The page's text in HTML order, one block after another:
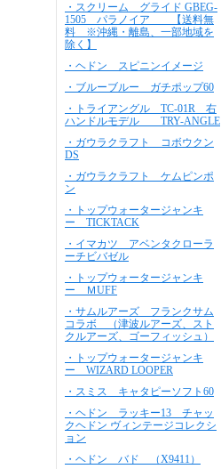
・スクリーム グライド GBEG-
1505 パラノイア 【送料無
料 ※沖縄・離島、一部地域を
除く】
・ヘドン スピニンイメージ
・ブルーブルー ガチポップ60
・トライアングル TC-01R 右
ハンドルモデル TRY-ANGLE
・ガウラクラフト コボウクン
DS
・ガウラクラフト ケムピンポ
ン
・トップウォータージャンキ
ー TICKTACK
・イマカツ アベンタクローラ
ーチビバゼル
・トップウォータージャンキ
ー ＭUFF
・サムルアーズ フランクサム
コラボ （津波ルアーズ、スト
クルアーズ、ゴーフィッシュ）
・トップウォータージャンキ
ー WIZARD LOOPER
・スミス キャタピーソフト60
・ヘドン ラッキー13 チャッ
クヘドン ヴィンテージコレクシ
ョン
・ヘドン バド （X9411）